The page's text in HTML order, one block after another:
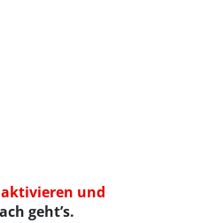
aktivieren und
geht’s.